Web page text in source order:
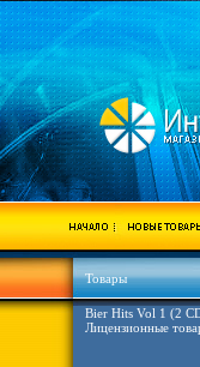
Товары
Bier Hits Vol 1 (2
Лицензионные